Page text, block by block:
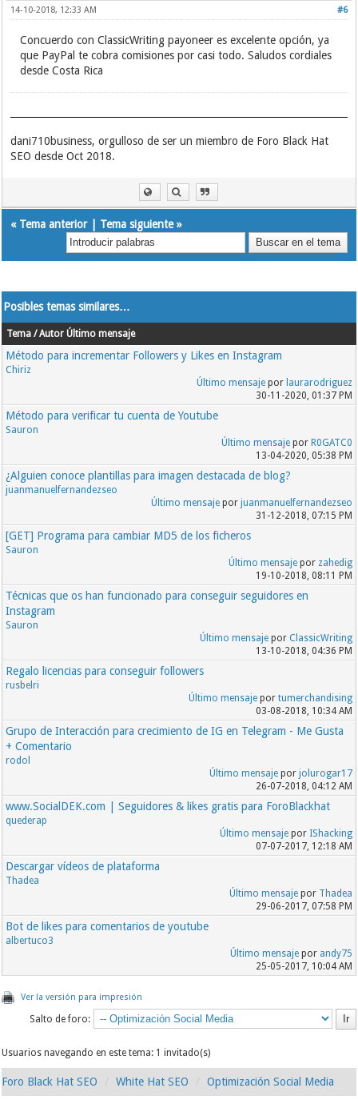
#6
14-10-2018, 12:33 AM
Concuerdo con ClassicWriting payoneer es excelente opción, ya
que PayPal te cobra comisiones por casi todo. Saludos cordiales
desde Costa Rica
dani710business, orgulloso de ser un miembro de Foro Black Hat
SEO desde Oct 2018.
« Tema anterior| Tema siguiente»
Posibles temas similares…
Tema / Autor Último mensaje
Método para incrementar Followers y Likes en Instagram
Chiriz
Último mensajepor laurarodriguez
30-11-2020, 01:37 PM
Método para verificar tu cuenta de Youtube
Sauron
Último mensajepor R0GATC0
13-04-2020, 05:38 PM
¿Alguien conoce plantillas para imagen destacada de blog?
juanmanuelfernandezseo
Último mensajepor juanmanuelfernandezseo
31-12-2018, 07:15 PM
[GET] Programa para cambiar MD5 de los ficheros
Sauron
Último mensajepor zahedig
19-10-2018, 08:11 PM
Técnicas que os han funcionado para conseguir seguidores en
Instagram
Sauron
Último mensajepor ClassicWriting
13-10-2018, 04:36 PM
Regalo licencias para conseguir followers
rusbelri
Último mensajepor tumerchandising
03-08-2018, 10:34 AM
Grupo de Interacción para crecimiento de IG en Telegram - Me Gusta
+ Comentario
rodol
Último mensajepor jolurogar17
26-07-2018, 04:12 AM
www.SocialDEK.com | Seguidores & likes gratis para ForoBlackhat
quederap
Último mensajepor IShacking
07-07-2017, 12:18 AM
Descargar vídeos de plataforma
Thadea
Último mensajepor Thadea
29-06-2017, 07:58 PM
Bot de likes para comentarios de youtube
albertuco3
Último mensajepor andy75
25-05-2017, 10:04 AM
Ver la versión para impresión
Salto de foro:
Usuarios navegando en este tema: 1 invitado(s)
Foro Black Hat SEO White Hat SEO Optimización Social Media